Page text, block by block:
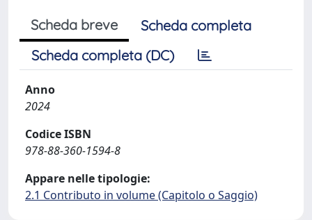
Scheda breve
Scheda completa
Scheda completa (DC)
Anno
2024
Codice ISBN
978-88-360-1594-8
Appare nelle tipologie:
2.1 Contributo in volume (Capitolo o Saggio)